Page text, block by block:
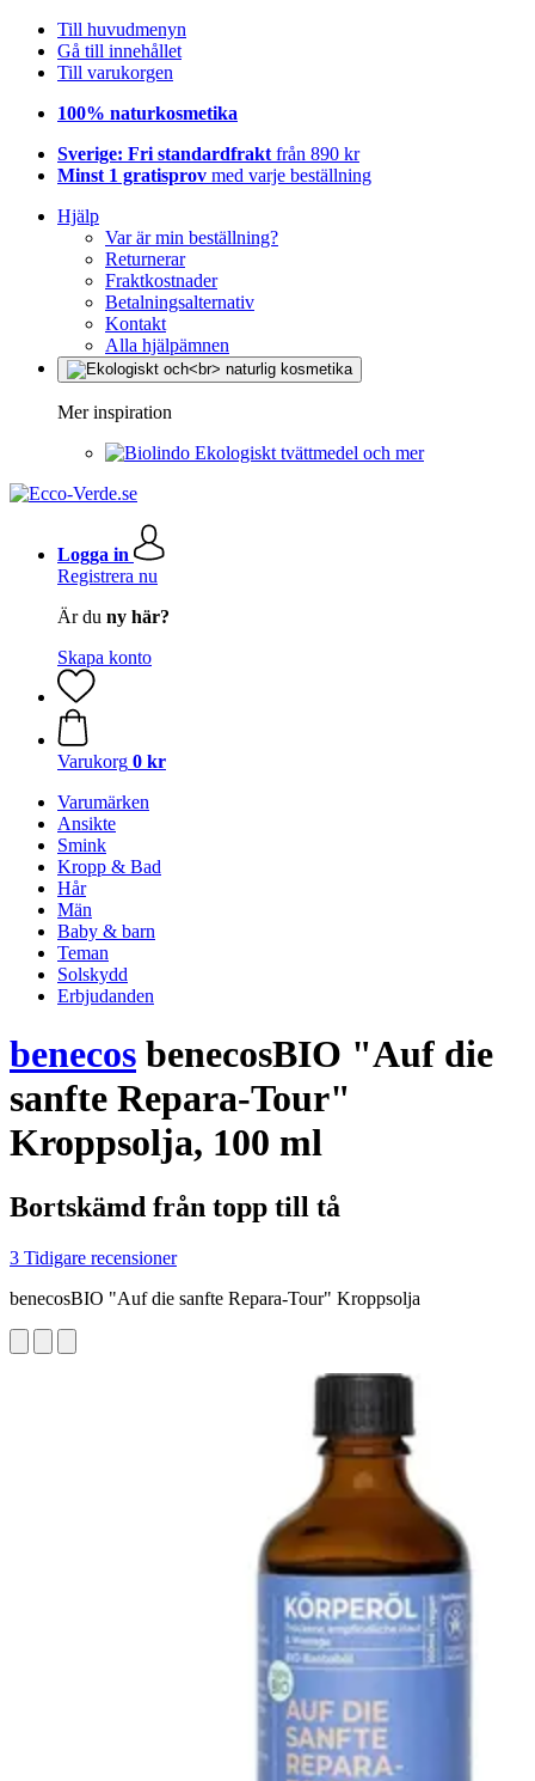
Till huvudmenyn
Gå till innehållet
Till varukorgen
100% naturkosmetika
Sverige: Fri standardfrakt från 890 kr
Minst 1 gratisprov med varje beställning
Hjälp
Var är min beställning?
Returnerar
Fraktkostnader
Betalningsalternativ
Kontakt
Alla hjälpämnen
Mer inspiration
Ekologiskt tvättmedel och mer
Logga in
Registrera nu
Är du ny här?
Skapa konto
Varukorg 0 kr
Varumärken
Ansikte
Smink
Kropp & Bad
Hår
Män
Baby & barn
Teman
Solskydd
Erbjudanden
benecos benecosBIO "Auf die
sanfte Repara-Tour"
Kroppsolja, 100 ml
Bortskämd från topp till tå
3 Tidigare recensioner
benecosBIO "Auf die sanfte Repara-Tour" Kroppsolja